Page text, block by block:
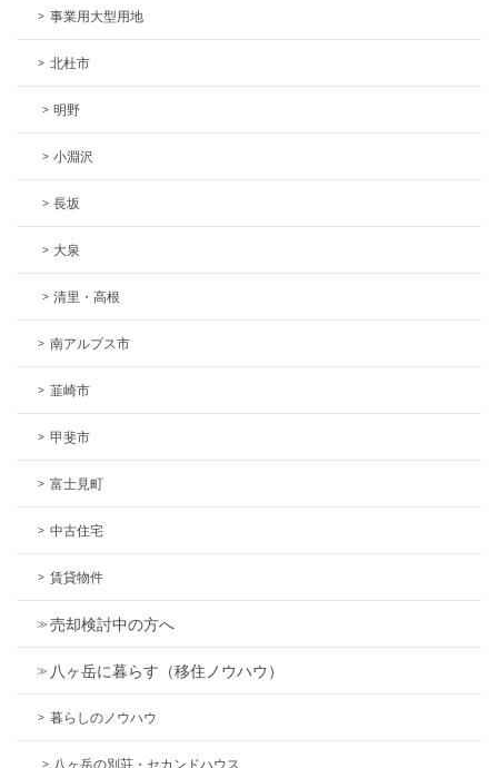
事業用大型用地
北杜市
明野
小淵沢
長坂
大泉
清里・高根
南アルプス市
韮崎市
甲斐市
富士見町
中古住宅
賃貸物件
売却検討中の方へ
八ヶ岳に暮らす（移住ノウハウ）
暮らしのノウハウ